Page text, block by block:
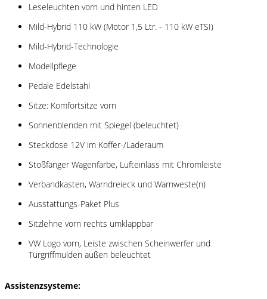
Leseleuchten vorn und hinten LED
Mild-Hybrid 110 kW (Motor 1,5 Ltr. - 110 kW eTSI)
Mild-Hybrid-Technologie
Modellpflege
Pedale Edelstahl
Sitze: Komfortsitze vorn
Sonnenblenden mit Spiegel (beleuchtet)
Steckdose 12V im Koffer-/Laderaum
Stoßfänger Wagenfarbe, Lufteinlass mit Chromleiste
Verbandkasten, Warndreieck und Warnweste(n)
Ausstattungs-Paket Plus
Sitzlehne vorn rechts umklappbar
VW Logo vorn, Leiste zwischen Scheinwerfer und
Türgriffmulden außen beleuchtet
Assistenzsysteme: